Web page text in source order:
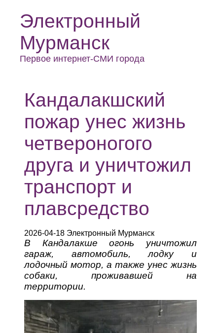
Электронный
Мурманск
Первое интернет-СМИ города
Кандалакшский
пожар унес жизнь
четвероногого
друга и уничтожил
транспорт и
плавсредство
2026-04-18 Электронный Мурманск
В Кандалакше огонь уничтожил
гараж, автомобиль, лодку и
лодочный мотор, а также унес жизнь
собаки, проживавшей на
территории.